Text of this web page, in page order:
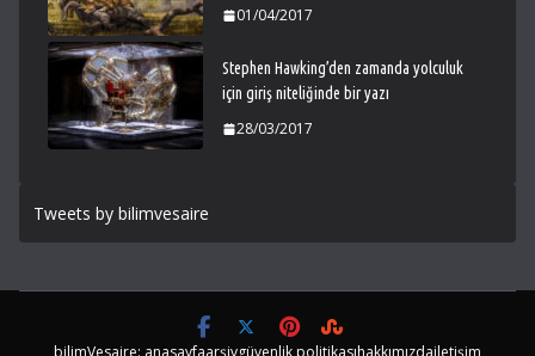
01/04/2017
Stephen Hawking’den zamanda yolculuk
için giriş niteliğinde bir yazı
28/03/2017
Tweets by bilimvesaire